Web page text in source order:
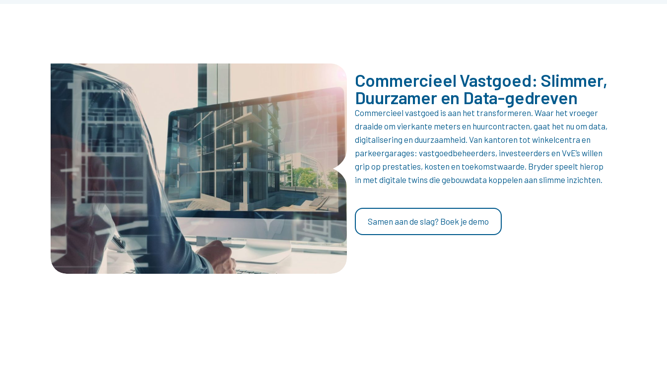
Commercieel Vastgoed: Slimmer,
Duurzamer en Data-gedreven
Commercieel vastgoed is aan het transformeren. Waar het vroeger
draaide om vierkante meters en huurcontracten, gaat het nu om data,
digitalisering en duurzaamheid. Van kantoren tot winkelcentra en
parkeergarages: vastgoedbeheerders, investeerders en VvE’s willen
grip op prestaties, kosten en toekomstwaarde. Bryder speelt hierop
in met digitale twins die gebouwdata koppelen aan slimme inzichten.
Samen aan de slag? Boek je demo